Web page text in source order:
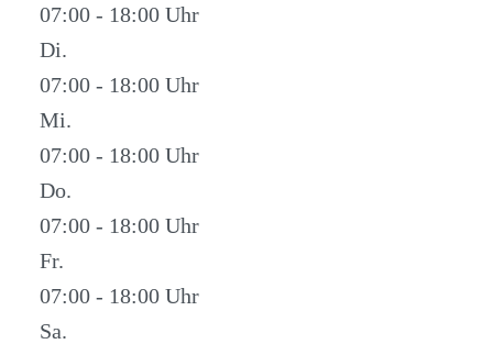
07:00 - 18:00
Di.
07:00 - 18:00
Mi.
07:00 - 18:00
Do.
07:00 - 18:00
Fr.
07:00 - 18:00
Sa.